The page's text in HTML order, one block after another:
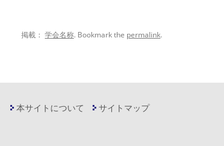
掲載： 学会名称. Bookmark the permalink.
本サイトについて サイトマップ